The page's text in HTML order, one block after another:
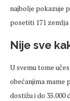
najbolje pokazuje
posetiti 171 zemlja
Nije sve
U svemu tome
obećanjima mame
dostižu i do